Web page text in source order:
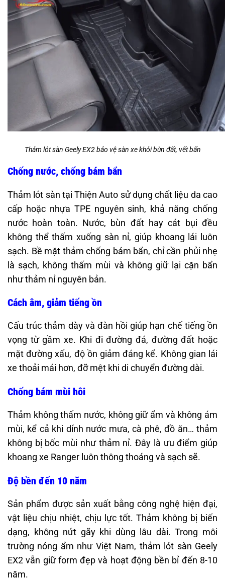
Thảm lót sàn Geely EX2 bảo vệ sàn xe khỏi bùn đất, vết bẩn
Chống nước, chống bám bẩn
Thảm lót sàn tại Thiện Auto sử dụng chất liệu da cao
cấp hoặc nhựa TPE nguyên sinh, khả năng chống
nước hoàn toàn. Nước, bùn đất hay cát bụi đều
không thể thấm xuống sàn nỉ, giúp khoang lái luôn
sạch. Bề mặt thảm chống bám bẩn, chỉ cần phủi nhẹ
là sạch, không thấm mùi và không giữ lại cặn bẩn
như thảm nỉ nguyên bản.
Cách âm, giảm tiếng ồn
Cấu trúc thảm dày và đàn hồi giúp hạn chế tiếng ồn
vọng từ gầm xe. Khi đi đường đá, đường đất hoặc
mặt đường xấu, độ ồn giảm đáng kể. Không gian lái
xe thoải mái hơn, đỡ mệt khi di chuyển đường dài.
Chống bám mùi hôi
Thảm không thấm nước, không giữ ẩm và không ám
mùi, kể cả khi dính nước mưa, cà phê, đồ ăn… thảm
không bị bốc mùi như thảm nỉ. Đây là ưu điểm giúp
khoang xe Ranger luôn thông thoáng và sạch sẽ.
Độ bền đến 10 năm
Sản phẩm được sản xuất bằng công nghệ hiện đại,
vật liệu chịu nhiệt, chịu lực tốt. Thảm không bị biến
dạng, không nứt gãy khi dùng lâu dài. Trong môi
trường nóng ẩm như Việt Nam, thảm lót sàn Geely
EX2 vẫn giữ form đẹp và hoạt động bền bỉ đến 8-10
năm.